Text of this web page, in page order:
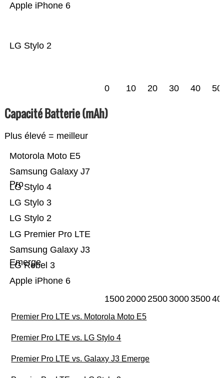
LG Stylo 2
Apple iPhone 6
0 10 20 30 40 50
Capacité Batterie (mAh)
Plus élevé = meilleur
Apple iPhone 6
LG Rebel 3
Samsung Galaxy J3
Emerge
LG Premier Pro LTE
LG Stylo 2
LG Stylo 3
LG Stylo 4
Samsung Galaxy J7
Pro
Motorola Moto E5
15002000250030003500
Premier Pro LTE vs. Motorola Moto E5
Premier Pro LTE vs. LG Stylo 4
Premier Pro LTE vs. Galaxy J3 Emerge